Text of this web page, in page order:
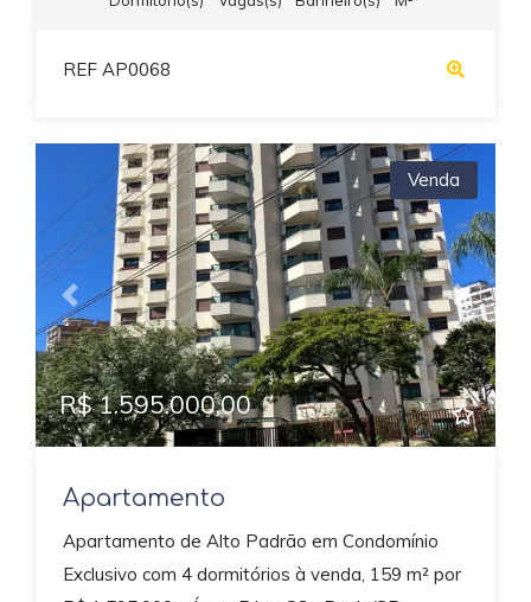
REF AP0068
Previous Next
Venda
R$ 1.595.000,00
Apartamento
Apartamento de Alto Padrão em Condomínio
Exclusivo com 4 dormitórios à venda, 159 m² por